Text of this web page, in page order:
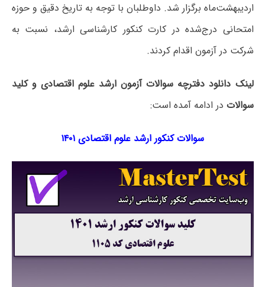
اردیبهشت‌ماه برگزار شد. داوطلبان با توجه به تاریخ دقیق و حوزه
امتحانی درج‌شده در کارت کنکور کارشناسی ارشد، نسبت به
شرکت در آزمون اقدام کردند.
لینک دانلود دفترچه سوالات آزمون ارشد علوم اقتصادی و کلید
سوالات در ادامه آمده است:
سوالات کنکور ارشد علوم اقتصادی ۱۴۰۱